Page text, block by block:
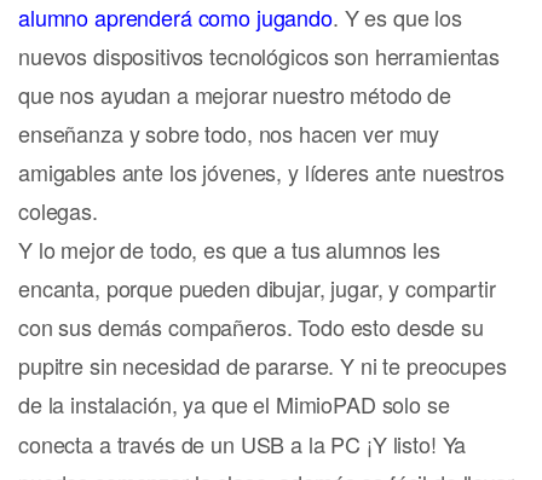
alumno aprenderá como jugando. Y es que los
nuevos dispositivos tecnológicos son herramientas
que nos ayudan a mejorar nuestro método de
enseñanza y sobre todo, nos hacen ver muy
amigables ante los jóvenes, y líderes ante nuestros
colegas.
Y lo mejor de todo, es que a tus alumnos les
encanta, porque pueden dibujar, jugar, y compartir
con sus demás compañeros. Todo esto desde su
pupitre sin necesidad de pararse. Y ni te preocupes
de la instalación, ya que el MimioPAD solo se
conecta a través de un USB a la PC ¡Y listo! Ya